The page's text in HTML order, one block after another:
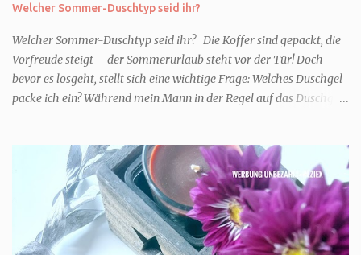
Welcher Sommer-Duschtyp seid ihr?
Welcher Sommer-Duschtyp seid ihr? Die Koffer sind gepackt, die
Vorfreude steigt – der Sommerurlaub steht vor der Tür! Doch
bevor es losgeht, stellt sich eine wichtige Frage: Welches Duschgel
packe ich ein? Während mein Mann in der Regel auf das Duschgel
Urlaub Entspannung und Wellness. Falls ihr ähnlich denkt, lasst
uns doch herausfinden, welcher Duschtyp ihr seid. TYP
GENIESSER Egal, ob Strand oder Städtetrip - für euch gehört
gutes Essen, ein guter Wein oder Cocktail, vielleicht ein gutes Buch
dazu. Ihr liebt es Sonnenuntergänge zu beobachten und genießt